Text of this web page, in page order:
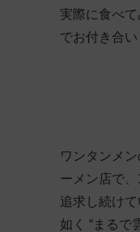
実際に食べ
でお付き合い
ワンタンメ
ーメン店で
追求し続け
如く “まるで